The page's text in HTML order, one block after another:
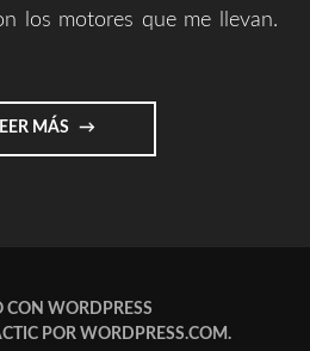
los motores que me llevan.
MÁS "EXPRESAR
Y
CON WORDPRESS
POR WORDPRESS.COM.